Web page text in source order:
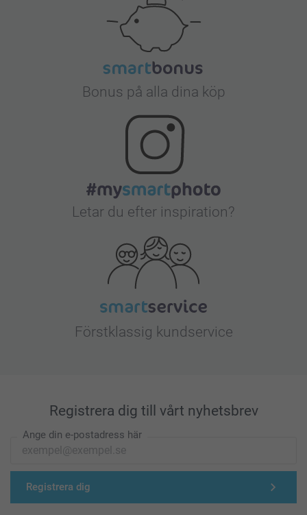
Bonus på alla dina köp
Letar du efter inspiration?
Förstklassig kundservice
Registrera dig till vårt nyhetsbrev
Ange din e-postadress här
Registrera dig